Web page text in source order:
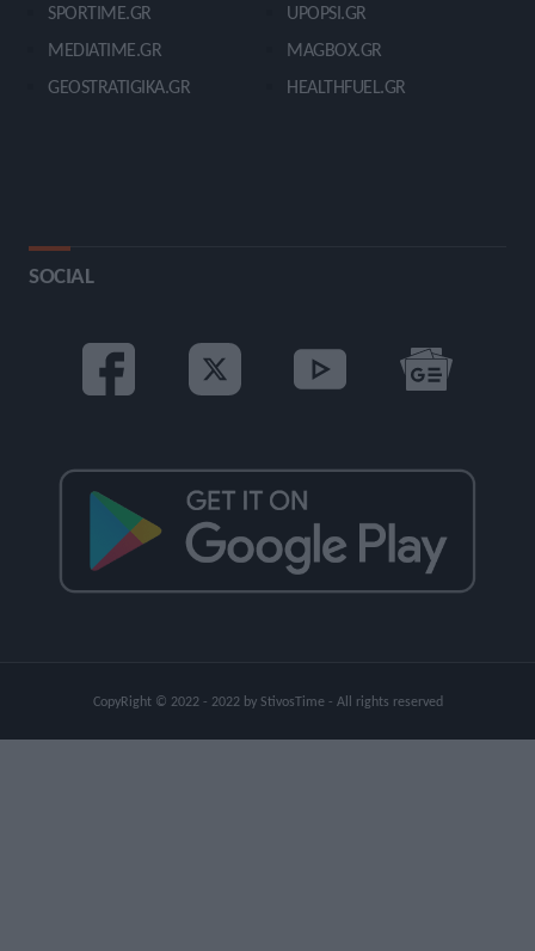
SPORTIME.GR
MEDIATIME.GR
GEOSTRATIGIKA.GR
UPOPSI.GR
MAGBOX.GR
HEALTHFUEL.GR
SOCIAL
CopyRight © 2022 - 2022 by StivosTime - All rights reserved